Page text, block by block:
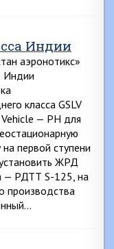
Индии
аэронотикс»
Индии
класса GSLV
— РН для
первой ступени
ЖРД
— РДТТ S-125, на
производства